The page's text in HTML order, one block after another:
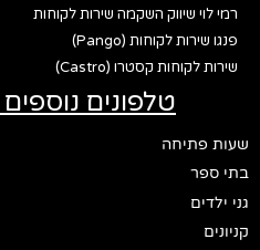
רמי לוי שיווק השקמה שירות לקוחות
פנגו שירות לקוחות (Pango)
שירות לקוחות קסטרו (Castro)
טלפונים
שעות פתיחה
בתי ספר
גני ילדים
קניונים